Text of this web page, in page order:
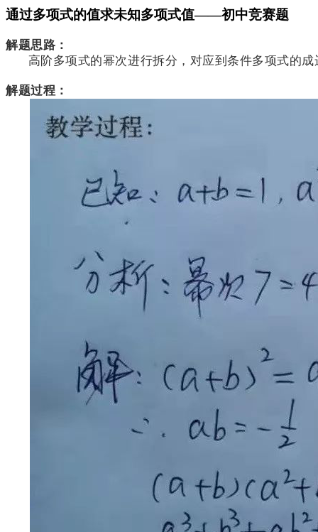
通过多项式的值求未知多项式值——初中竞赛题
解题思路：
高阶多项式的幂次进行拆分，对应到条件多项式的成
解题过程：